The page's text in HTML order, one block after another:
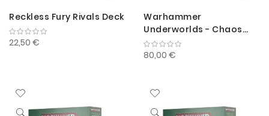
Reckless Fury Rivals Deck
22,50 €
Warhammer
Underworlds - Chaos
Warbands: Reavers of
Ruin
80,00 €